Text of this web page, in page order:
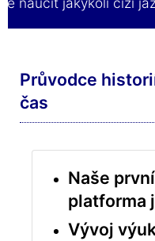
Průvodce
čas
Naše
platforma
Vývoj